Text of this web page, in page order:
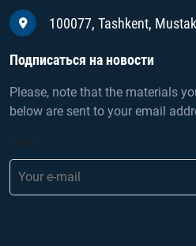
100077, Tashkent,
Подписаться на новости
Please, note that the materials
below are sent to your email